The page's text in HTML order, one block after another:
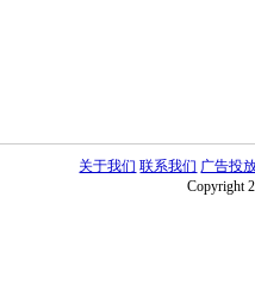
关于我们 联系我们 广告投
Copyright